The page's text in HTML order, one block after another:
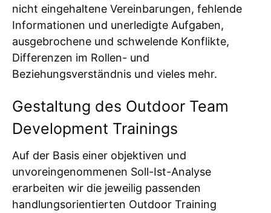
nicht eingehaltene Vereinbarungen, fehlende
Informationen und unerledigte Aufgaben,
ausgebrochene und schwelende Konflikte,
Differenzen im Rollen- und
Beziehungsverständnis und vieles mehr.
Gestaltung des Outdoor Team
Development Trainings
Auf der Basis einer objektiven und
unvoreingenommenen Soll-Ist-Analyse
erarbeiten wir die jeweilig passenden
handlungsorientierten Outdoor Training